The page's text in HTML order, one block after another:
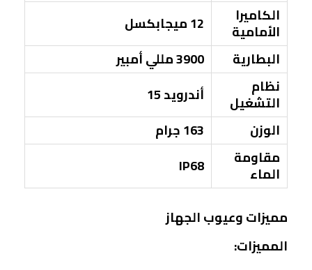
الكاميرا
الأمامية
12 ميجابكسل
البطارية
3900 مللي أمبير
نظام
التشغيل
أندرويد 15
الوزن
163 جرام
مقاومة
الماء IP68
مميزات وعيوب الجهاز
المميزات: